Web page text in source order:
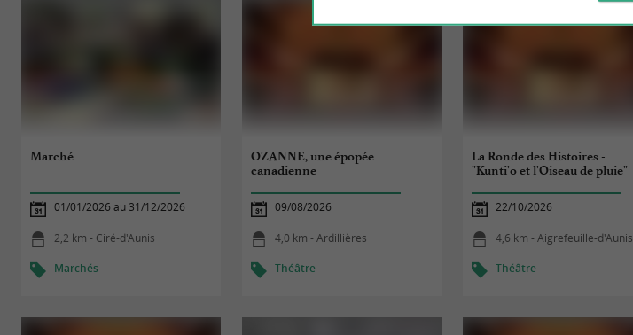
Marché
01/01/2026 au 31/12/2026
2,2 km - Ciré-d'Aunis
Marchés
OZANNE, une épopée
canadienne
09/08/2026
4,0 km - Ardillières
Théâtre
La Ronde des Histoires -
"Kunti'o et l'Oiseau de pluie"
22/10/2026
4,6 km - Aigrefeuille-d'Aunis
Théâtre